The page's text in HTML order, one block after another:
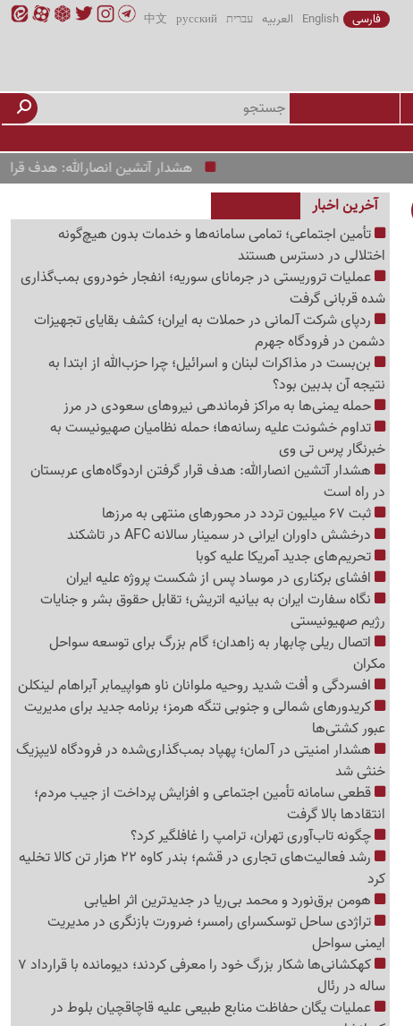
فارسی English العربیه עברית русский
中文
هشدار آتشین انصارالله: هدف قرار
آخرین اخبار
تأمین اجتماعی؛ تمامی سامانه‌ها و خدمات بدون هیچ‌گونه
اختلالی در دسترس هستند
عملیات تروریستی در جرمانای سوریه؛ انفجار خودروی بمب‌گذاری
شده قربانی گرفت
ردپای شرکت آلمانی در حملات به ایران؛ کشف بقایای تجهیزات
دشمن در فرودگاه جهرم
بن‌بست در مذاکرات لبنان و اسرائیل؛ چرا حزب‌الله از ابتدا به
نتیجه آن بدبین بود؟
حمله یمنی‌ها به مراکز فرماندهی نیروهای سعودی در مرز
تداوم خشونت علیه رسانه‌ها؛ حمله نظامیان صهیونیست به
خبرنگار پرس تی وی
هشدار آتشین انصارالله: هدف قرار گرفتن اردوگاه‌های عربستان
در راه است
ثبت 67 میلیون تردد در محورهای منتهی به مرزها
درخشش داوران ایرانی در سمینار سالانه AFC در تاشکند
تحریم‌های جدید آمریکا علیه کوبا
افشای برکناری در موساد پس از شکست پروژه علیه ایران
نگاه سفارت ایران به بیانیه اتریش؛ تقابل حقوق بشر و جنایات
رژیم صهیونیستی
اتصال ریلی چابهار به زاهدان؛ گام بزرگ برای توسعه سواحل
مکران
افسردگی و اُفت شدید روحیه ملوانان ناو هواپیمابر آبراهام لینکلن
کریدورهای شمالی و جنوبی تنگه هرمز؛ برنامه جدید برای مدیریت
عبور کشتی‌ها
هشدار امنیتی در آلمان؛ پهپاد بمب‌گذاری‌شده در فرودگاه لایپزیگ
خنثی شد
قطعی سامانه تأمین اجتماعی و افزایش پرداخت از جیب مردم؛
انتقادها بالا گرفت
چگونه تاب‌آوری تهران، ترامپ را غافلگیر کرد؟
رشد فعالیت‌های تجاری در قشم؛ بندر کاوه 22 هزار تن کالا تخلیه
کرد
هومن برق‌نورد و محمد بی‌ریا در جدیدترین اثر اطیابی
تراژدی ساحل توسکسرای رامسر؛ ضرورت بازنگری در مدیریت
ایمنی سواحل
کهکشانی‌ها شکار بزرگ خود را معرفی کردند؛ دیومانده با قرارداد 7
ساله در رئال
عملیات یگان حفاظت منابع طبیعی علیه قاچاقچیان بلوط در